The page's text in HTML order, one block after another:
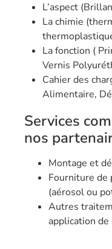
L’aspect
La chimie
La fonction (
Vernis
Cahier des
Alimentaire,
Services
nos
Montage et
Fourniture de
(aérosol ou
Autres
application